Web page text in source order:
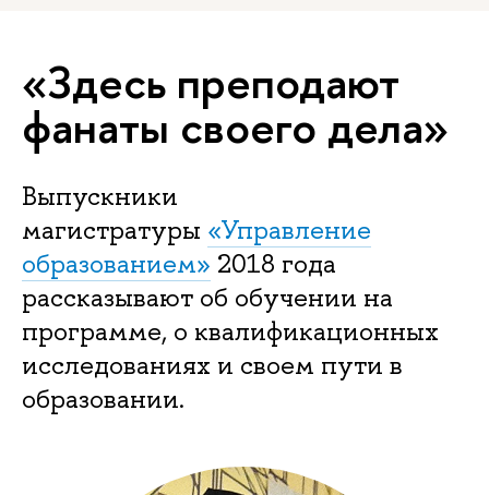
«Здесь преподают
фанаты своего дела»
Выпускники
магистратуры «Управление
образованием» 2018 года
рассказывают об обучении на
программе, о квалификационных
исследованиях и своем пути в
образовании.